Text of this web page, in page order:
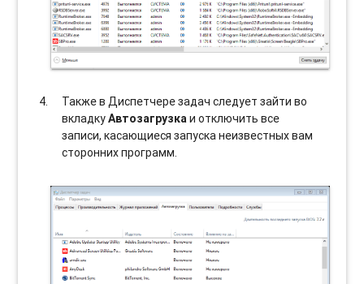
Также в Диспетчере задач следует зайти во
вкладкуАвтозагрузкаи отключить все
записи, касающиеся запуска неизвестных вам
сторонних программ.